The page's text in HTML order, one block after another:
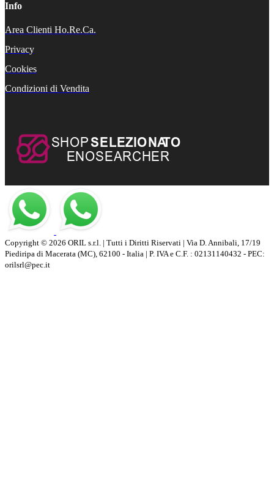
Info
Area Clienti Ho.Re.Ca.
Privacy
Cookies
Condizioni di Vendita
Copyright © 2026 ORIL s.r.l. | Tutti i Diritti Riservati | Via D. Annibali, 17/19
Piediripa di Macerata (MC), 62100 - Italia | P. IVA e C.F. : 02131140432 - PEC:
orilsrl@pec.it